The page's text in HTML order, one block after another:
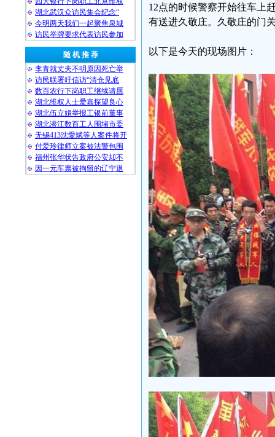
湖北武汉众访民集会纪念“
今明两天我们一起聚焦泉城
访民举牌要求代表访民参加
随 机 推 荐
李青就丈夫不明原因死亡举
访民联署吁信访“清仓见底
数百农行下岗职工继续请愿
湖北维权人士爱嘉探望良心
湖北伍立娟举报工银前董事
湖北潜江数百工人围堵市委
无锡413沈愛斌等人案件将开
付爱玲律师立案被法警包围
福州张华状告政府公安却不
因一元车票被拘留的辽宁退
12点的时候警察开始往车上
有送进久敬庄。久敬庄的门
以下是今天的现场图片：